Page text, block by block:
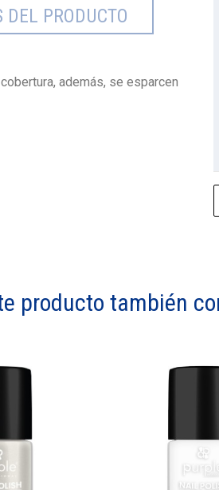
DEL PRODUCTO
además, se esparcen
producto también